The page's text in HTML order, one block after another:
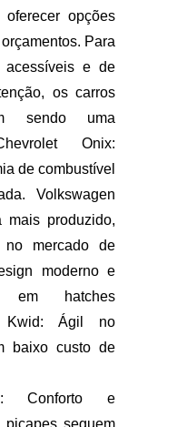
opções
Para
acessíveis e de
os carros
sendo uma
Onix:
de combustível
Volkswagen
mais produzido,
no mercado de
moderno e
em hatches
Kwid: Ágil no
baixo custo de
Conforto e
seguem